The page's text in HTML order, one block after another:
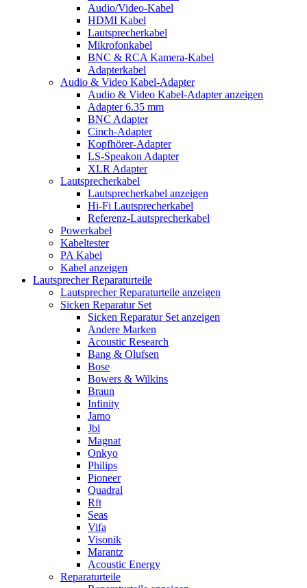
Audio/Video-Kabel
HDMI Kabel
Lautsprecherkabel
Mikrofonkabel
BNC & RCA Kamera-Kabel
Adapterkabel
Audio & Video Kabel-Adapter
Audio & Video Kabel-Adapter anzeigen
Adapter 6.35 mm
BNC Adapter
Cinch-Adapter
Kopfhörer-Adapter
LS-Speakon Adapter
XLR Adapter
Lautsprecherkabel
Lautsprecherkabel anzeigen
Hi-Fi Lautsprecherkabel
Referenz-Lautsprecherkabel
Powerkabel
Kabeltester
PA Kabel
Kabel anzeigen
Lautsprecher Reparaturteile
Lautsprecher Reparaturteile anzeigen
Sicken Reparatur Set
Sicken Reparatur Set anzeigen
Andere Marken
Acoustic Research
Bang & Olufsen
Bose
Bowers & Wilkins
Braun
Infinity
Jamo
Jbl
Magnat
Onkyo
Philips
Pioneer
Quadral
Rft
Seas
Vifa
Visonik
Marantz
Acoustic Energy
Reparaturteile